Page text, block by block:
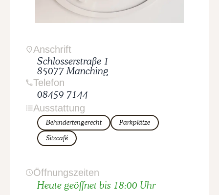
Anschrift
Schlosserstraße 1
85077 Manching
Telefon
08459 7144
Ausstattung
Behindertengerecht
Parkplätze
Sitzcafé
Öffnungszeiten
Heute geöffnet bis 18:00 Uhr